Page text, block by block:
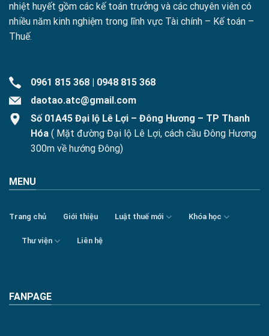
nhiệt huyết gồm các kế toán trưởng và các chuyên viên có
nhiều năm kinh nghiệm trong lĩnh vực Tài chính – Kế toán –
Thuế.
0961 815 368 | 0948 815 368
daotao.atc@gmail.com
Số 01A45 Đại lộ Lê Lợi – Đông Hương – TP Thanh
Hóa ( Mặt đường Đại lộ Lê Lợi, cách cầu Đông Hương
300m về hướng Đông)
MENU
Trang chủ Giới thiệu Luật thuế mới Khóa học
Thư viện Liên hệ
FANPAGE